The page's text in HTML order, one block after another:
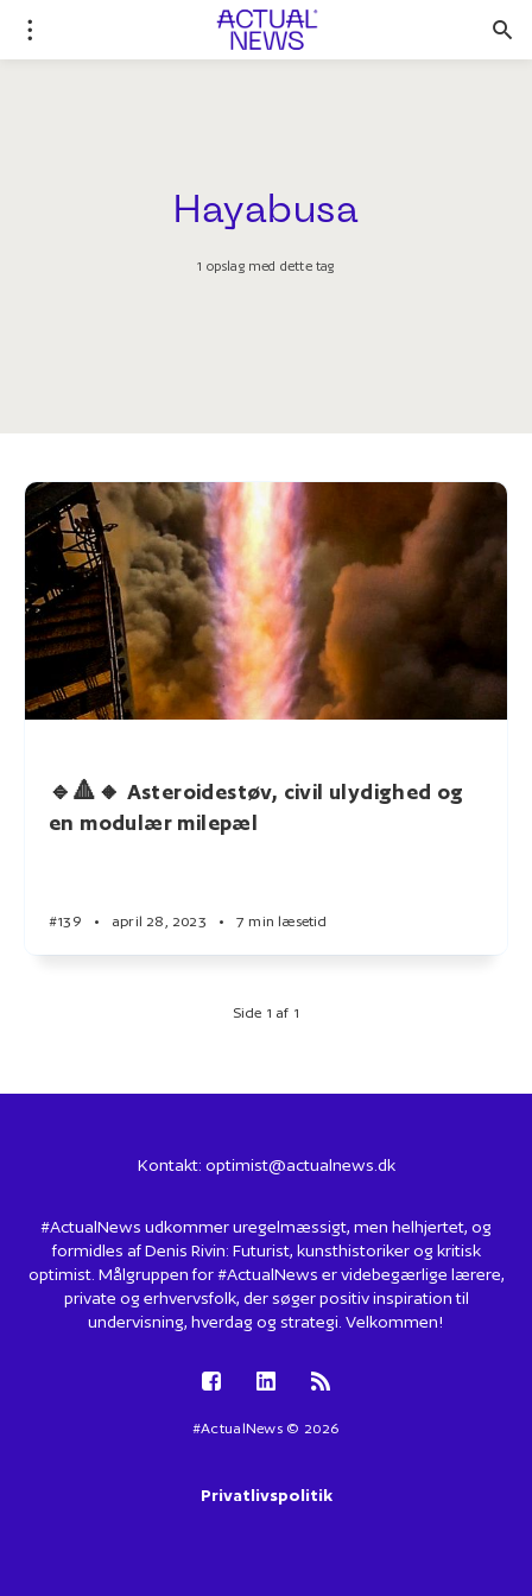
Hayabusa
1 opslag med dette tag
🔹🔺🔸 Asteroidestøv, civil ulydighed og
en modulær milepæl
#139 • april 28, 2023 • 7 min læsetid
Side 1 af 1
Kontakt: optimist@actualnews.dk
#ActualNews udkommer uregelmæssigt, men helhjertet, og
formidles af Denis Rivin: Futurist, kunsthistoriker og kritisk
optimist. Målgruppen for #ActualNews er videbegærlige lærere,
private og erhvervsfolk, der søger positiv inspiration til
undervisning, hverdag og strategi. Velkommen!
#ActualNews © 2026
Privatlivspolitik